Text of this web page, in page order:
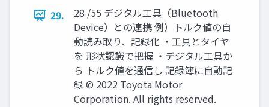
29.
28 /55 デジタル工具（Bluetooth
Device）との連携 例）トルク値の自
動読み取り、記録化 ・工具とタイヤ
を 形状認識で把握 ・デジタル工具か
ら トルク値を通信し 記録簿に自動記
録 © 2022 Toyota Motor
Corporation. All rights reserved.